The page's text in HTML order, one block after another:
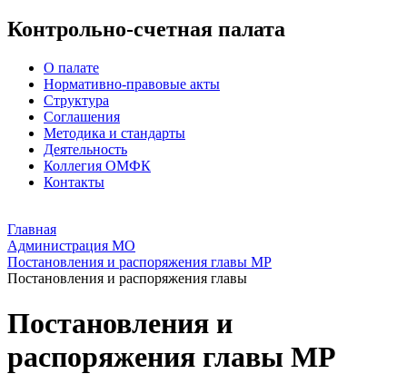
Контрольно-счетная палата
О палате
Нормативно-правовые акты
Структура
Соглашения
Методика и стандарты
Деятельность
Коллегия ОМФК
Контакты
Главная
Администрация МО
Постановления и распоряжения главы МР
Постановления и распоряжения главы
Постановления и
распоряжения главы МР